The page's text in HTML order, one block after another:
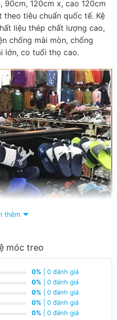
120cm x, cao 120cm
tiêu chuẩn quốc tế. Kệ
liệu thép chất lượng cao,
chống mài mòn, chống
lớn, co tuổi thọ cao.
móc treo
thêm
móc treo
0% | 0 đánh giá
0% | 0 đánh giá
0% | 0 đánh giá
0% | 0 đánh giá
0% | 0 đánh giá